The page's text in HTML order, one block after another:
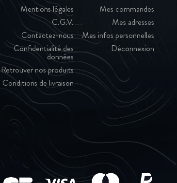
Mentions légales
C.G.V.
Contactez-nous
Confidentialité des
données
Retrouver nos produits
Conditions de livraison
Mes commandes
Mes adresses
Mes infos personnelles
Déconnexion